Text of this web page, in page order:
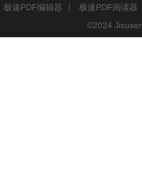
极速PDF编辑器 极速PDF阅读器
©2024